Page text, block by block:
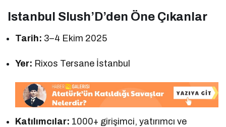
Istanbul Slush’D’den Öne Çıkanlar
Tarih: 3–4 Ekim 2025
Yer: Rixos Tersane İstanbul
Katılımcılar: 1000+ girişimci, yatırımcı ve